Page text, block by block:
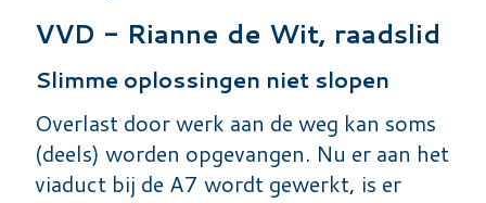
VVD - Rianne de Wit, raadslid
Slimme oplossingen niet slopen
Overlast door werk aan de weg kan soms
(deels) worden opgevangen. Nu er aan het
viaduct bij de A7 wordt gewerkt, is er